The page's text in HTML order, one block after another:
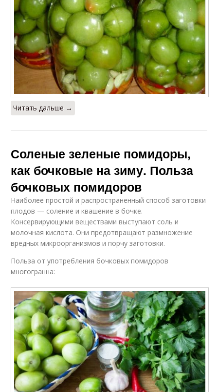
Читать дальше →
Соленые зеленые помидоры,
как бочковые на зиму. Польза
бочковых помидоров
Наиболее простой и распространенный способ заготовки
плодов — соление и квашение в бочке.
Консервирующими веществами выступают соль и
молочная кислота. Они предотвращают размножение
вредных микроорганизмов и порчу заготовки.
Польза от употребления бочковых помидоров
многогранна: